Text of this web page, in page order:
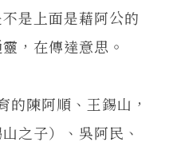
是上面是藉阿公的
，在傳達意思。
陳阿順、王錫山，
之子）、吳阿民、